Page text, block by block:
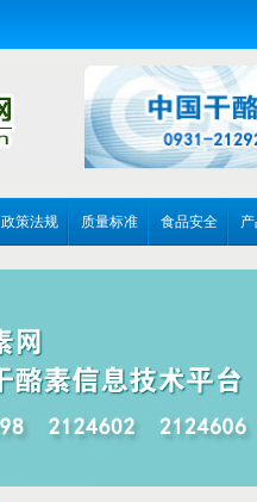
政策法规 质量标准 食品安全